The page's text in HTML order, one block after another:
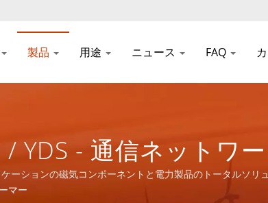
製品 用途 ニュース FAQ
YDS - 通信ネットワ
製品のトータルソリ
ションの磁気コンポーネントと電力製品のトータルソリ
マー